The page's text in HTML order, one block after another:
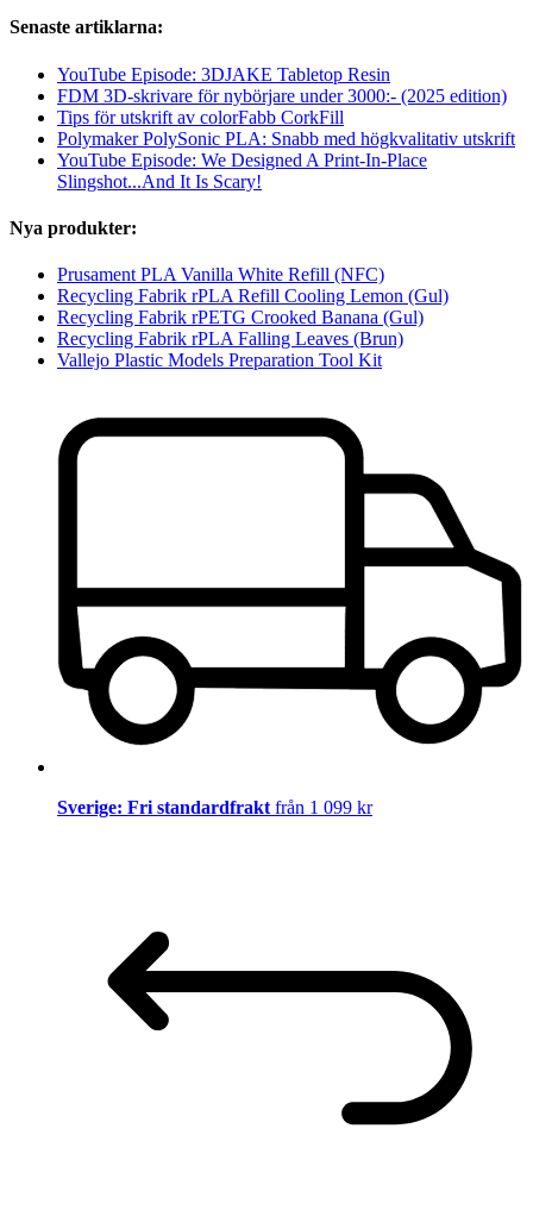
Senaste artiklarna:
YouTube Episode: 3DJAKE Tabletop Resin
FDM 3D-skrivare för nybörjare under 3000:- (2025 edition)
Tips för utskrift av colorFabb CorkFill
Polymaker PolySonic PLA: Snabb med högkvalitativ utskrift
YouTube Episode: We Designed A Print-In-Place
Slingshot...And It Is Scary!
Nya produkter:
Prusament PLA Vanilla White Refill (NFC)
Recycling Fabrik rPLA Refill Cooling Lemon (Gul)
Recycling Fabrik rPETG Crooked Banana (Gul)
Recycling Fabrik rPLA Falling Leaves (Brun)
Vallejo Plastic Models Preparation Tool Kit
Sverige: Fri standardfrakt från 1 099 kr